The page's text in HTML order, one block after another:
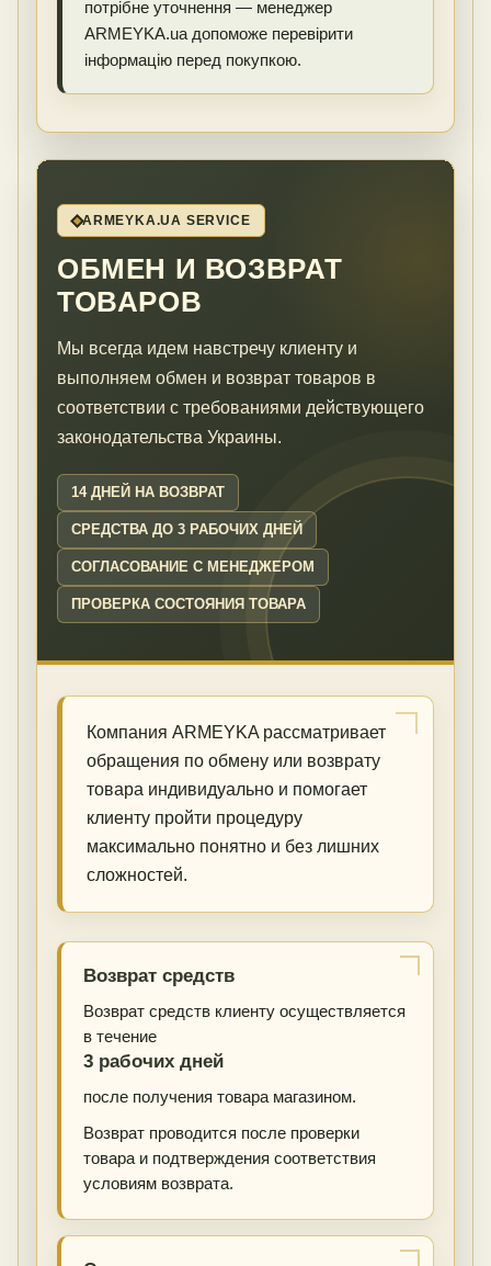
потрібне уточнення — менеджер
ARMEYKA.ua допоможе перевірити
інформацію перед покупкою.
ARMEYKA.UA SERVICE
ОБМЕН И ВОЗВРАТ
ТОВАРОВ
Мы всегда идем навстречу клиенту и
выполняем обмен и возврат товаров в
соответствии с требованиями действующего
законодательства Украины.
14 ДНЕЙ НА ВОЗВРАТ
СРЕДСТВА ДО 3 РАБОЧИХ ДНЕЙ
СОГЛАСОВАНИЕ С МЕНЕДЖЕРОМ
ПРОВЕРКА СОСТОЯНИЯ ТОВАРА
Компания ARMEYKA рассматривает
обращения по обмену или возврату
товара индивидуально и помогает
клиенту пройти процедуру
максимально понятно и без лишних
сложностей.
Возврат средств
Возврат средств клиенту осуществляется
в течение
3 рабочих дней
после получения товара магазином.
Возврат проводится после проверки
товара и подтверждения соответствия
условиям возврата.